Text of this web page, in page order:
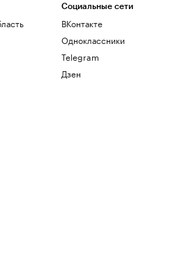
Социальные сети
ВКонтакте
Одноклассники
Telegram
Дзен